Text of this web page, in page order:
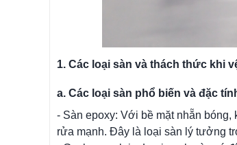
1. Các loại sàn và thách thức khi
a. Các loại sàn phổ biến và đặc
- Sàn epoxy: Với bề mặt nhẵn
rửa mạnh. Đây là loại sàn lý tưởng